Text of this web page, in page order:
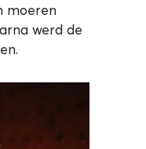
moeren
werd de